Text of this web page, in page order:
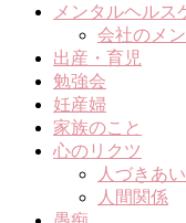
メンタルヘルス
会社のメ
出産・育児
勉強会
妊産婦
家族のこと
心のリクツ
人づきあい
人間関係